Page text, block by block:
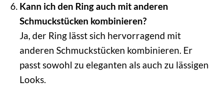
Kann ich den Ring auch mit anderen
Schmuckstücken kombinieren?
Ja, der Ring lässt sich hervorragend mit
anderen Schmuckstücken kombinieren. Er
passt sowohl zu eleganten als auch zu lässigen
Looks.